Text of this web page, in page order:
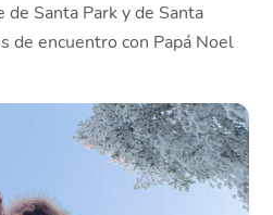
Santa Park y de Santa
de encuentro con Papá Noel